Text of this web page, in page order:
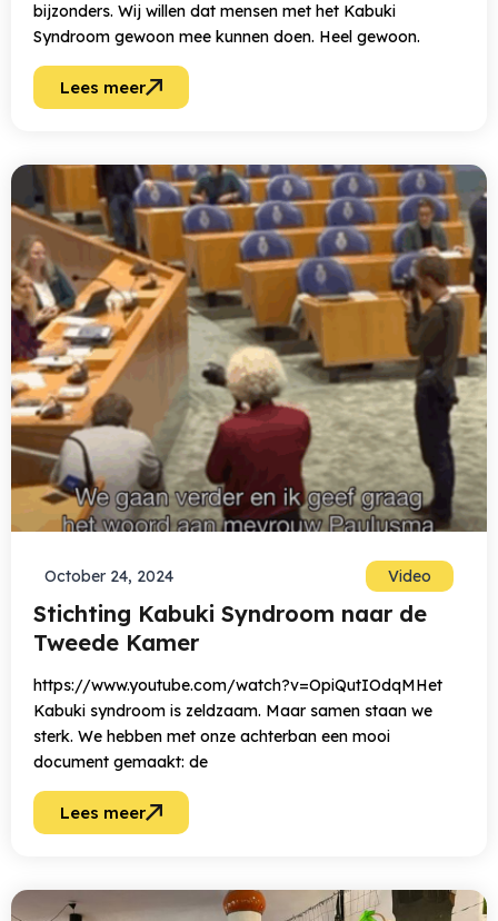
bijzonders. Wij willen dat mensen met het Kabuki
Syndroom gewoon mee kunnen doen. Heel gewoon.
Lees meer
October 24, 2024 Video
Stichting Kabuki Syndroom naar de
Tweede Kamer
https://www.youtube.com/watch?v=OpiQutIOdqMHet
Kabuki syndroom is zeldzaam. Maar samen staan we
sterk. We hebben met onze achterban een mooi
document gemaakt: de
Lees meer